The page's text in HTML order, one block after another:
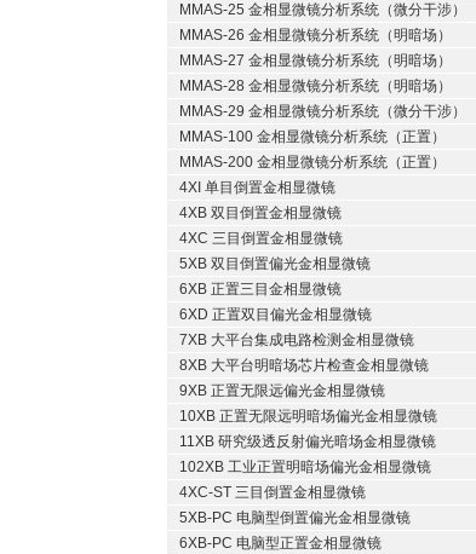
MMAS-25 金相显微镜分析系统（微分干涉）
MMAS-26 金相显微镜分析系统（明暗场）
MMAS-27 金相显微镜分析系统（明暗场）
MMAS-28 金相显微镜分析系统（明暗场）
MMAS-29 金相显微镜分析系统（微分干涉）
MMAS-100 金相显微镜分析系统（正置）
MMAS-200 金相显微镜分析系统（正置）
4XI 单目倒置金相显微镜
4XB 双目倒置金相显微镜
4XC 三目倒置金相显微镜
5XB 双目倒置偏光金相显微镜
6XB 正置三目金相显微镜
6XD 正置双目偏光金相显微镜
7XB 大平台集成电路检测金相显微镜
8XB 大平台明暗场芯片检查金相显微镜
9XB 正置无限远偏光金相显微镜
10XB 正置无限远明暗场偏光金相显微镜
11XB 研究级透反射偏光暗场金相显微镜
102XB 工业正置明暗场偏光金相显微镜
4XC-ST 三目倒置金相显微镜
5XB-PC 电脑型倒置偏光金相显微镜
6XB-PC 电脑型正置金相显微镜